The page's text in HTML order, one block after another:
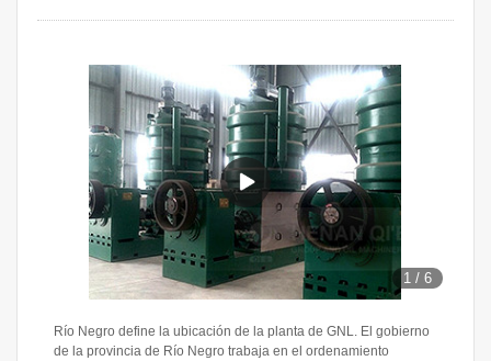
1 /6
Río Negro define la ubicación de la planta de GNL. El gobierno
de la provincia de Río Negro trabaja en el ordenamiento